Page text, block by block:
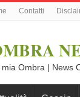
Contatti
mia Ombra | News